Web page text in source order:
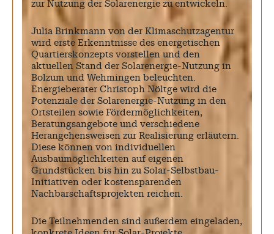
zur Nutzung der Solarenergie zu entwickeln.
Julia Brinkmann von der Klimaschutzagentur
wird erste Erkenntnisse des energetischen
Quartierskonzepts vorstellen und den
aktuellen Stand der Solarenergie-Nutzung in
Bolzum und Wehmingen beleuchten.
Energieberater Christoph Nöltge wird die
Potenziale der Solarenergie-Nutzung in den
Ortsteilen sowie Fördermöglichkeiten,
Beratungsangebote und verschiedene
Herangehensweisen zur Realisierung erläutern.
Diese können von individuellen
Ausbaumöglichkeiten auf eigenen
Grundstücken bis hin zu Solar-Selbstbau-
Initiativen oder kostensparenden
Nachbarschaftsprojekten reichen.
Die Teilnehmenden sind außerdem eingeladen,